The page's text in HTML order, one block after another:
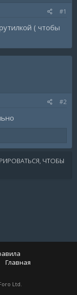
#1
( чтобы
#2
ЧТОБЫ
Главная
Ltd.